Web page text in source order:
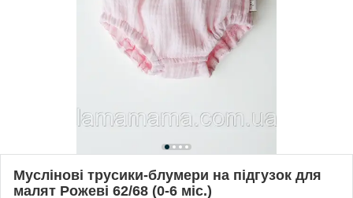
Муслінові трусики-блумери на підгузок для
малят Рожеві 62/68 (0-6 міс.)